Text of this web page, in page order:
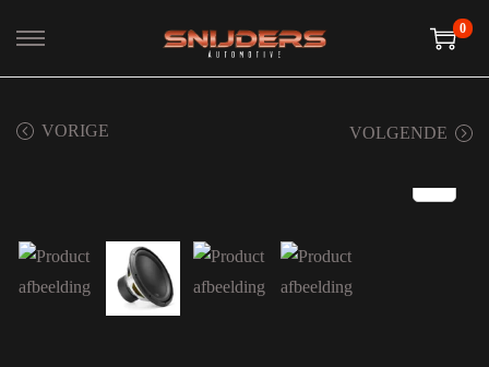
Ga naar navigatie
Ga naar de inhoud
0
VORIGE VOLGENDE